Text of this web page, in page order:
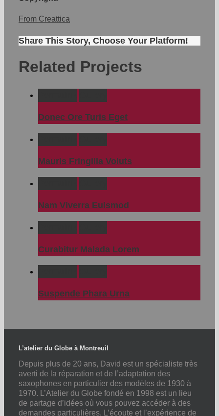
From Creattica
Share This Story, Choose Your Platform!
Related Projects
Donec Ore Turis Eget
Mauris Fringilla Voluts
Nam Viverra Euismod
Curabitur Malada Lorem
Suspende Phara Urna
L’atelier du Globe à Montreuil
Depuis plus de 20 ans, David est un spécialiste très
averti de la réparation et de l’adaptation des
saxophones en particulier des modèles de 1930 à
1970. L’Atelier du Globe fondé en 1998 est un lieu
de partage d’idées où vous pouvez accéder à des
demandes particulières. L’écoute et l’expérience de